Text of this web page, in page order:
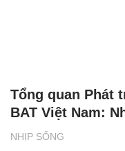
NHỊP SỐNG
Tổng quan Phát
BAT Việt Nam: